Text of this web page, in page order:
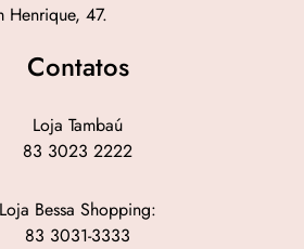
Henrique, 47.
Contatos
Loja Tambaú
83 3023 2222
Loja Bessa Shopping:
83 3031-3333